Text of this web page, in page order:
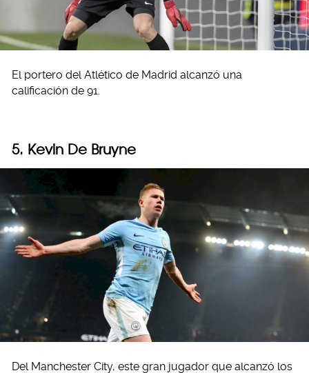
El portero del Atlético de Madrid alcanzó una
calificación de 91.
5. Kevin De Bruyne
Del Manchester City, este gran jugador que alcanzó los